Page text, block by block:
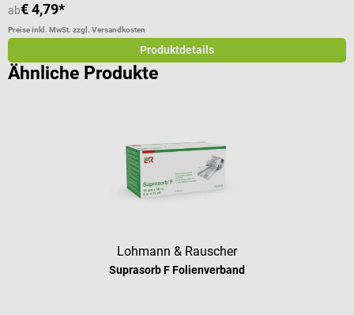
ab€ 4,79*
Preise inkl. MwSt. zzgl. Versandkosten
Produktdetails
Ähnliche Produkte
Lohmann & Rauscher
Suprasorb F Folienverband